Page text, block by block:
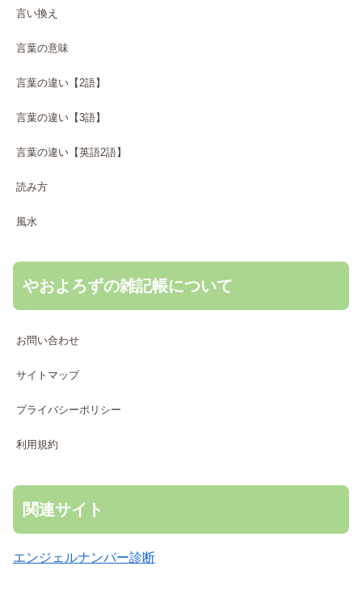
言い換え
言葉の意味
言葉の違い【2語】
言葉の違い【3語】
言葉の違い【英語2語】
読み方
風水
やおよろずの雑記帳について
お問い合わせ
サイトマップ
プライバシーポリシー
利用規約
関連サイト
エンジェルナンバー診断